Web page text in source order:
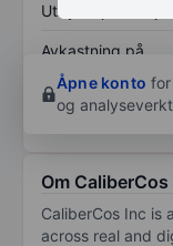
Utbytte per aksje
Avkastning på
egenkapital
Åpne konto
og
Om CaliberCos
CaliberCos Inc is
across real and